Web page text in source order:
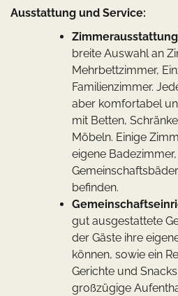
Ausstattung und Service:
breite Auswahl an
Mehrbettzimmer,
Familienzimmer.
aber komfortabel
mit Betten,
Möbeln. Einige
eigene
befinden.
gut ausgestattete
der Gäste ihre
können, sowie ein
Gerichte und
großzügige